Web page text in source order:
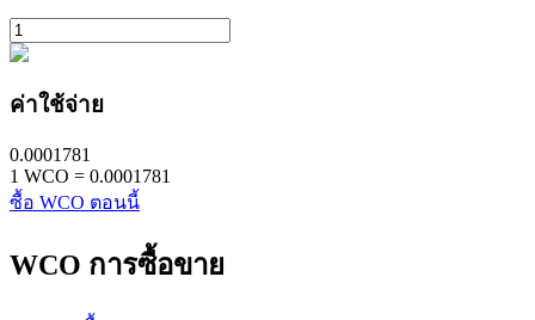
Bitrue AI
ค่าใช้จ่าย
0.0001781
1 WCO = 0.0001781
ซื้อ WCO ตอนนี้
WCO การซื้อขาย